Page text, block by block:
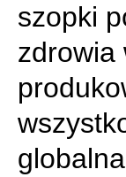
szopki
zdrowia